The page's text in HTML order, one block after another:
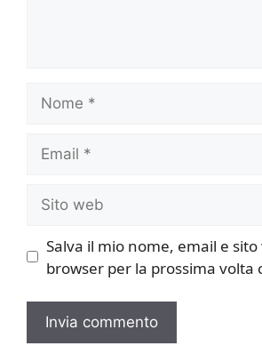
web
Salva il mio nome, email e
browser per la prossima volta